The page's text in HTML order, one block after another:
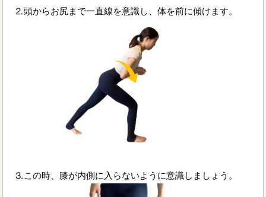
⒉頭からお尻まで一直線を意識し、体を前に傾けます。
⒊この時、膝が内側に入らないように意識しましょう。